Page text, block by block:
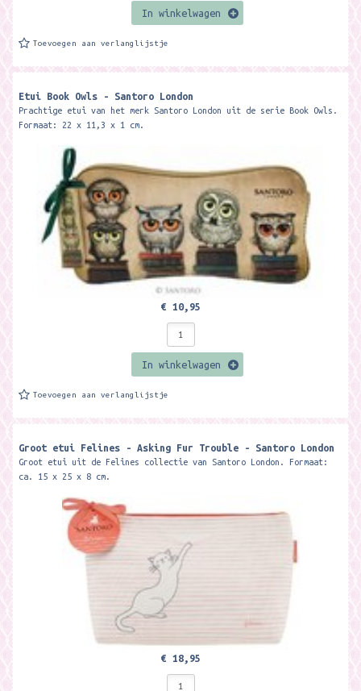
In winkelwagen
Toevoegen aan verlanglijstje
Etui Book Owls - Santoro London
Prachtige etui van het merk Santoro London uit de serie Book Owls.
Formaat: 22 x 11,3 x 1 cm.
€ 10,95
In winkelwagen
Toevoegen aan verlanglijstje
Groot etui Felines - Asking Fur Trouble - Santoro London
Groot etui uit de Felines collectie van Santoro London. Formaat:
ca. 15 x 25 x 8 cm.
€ 18,95